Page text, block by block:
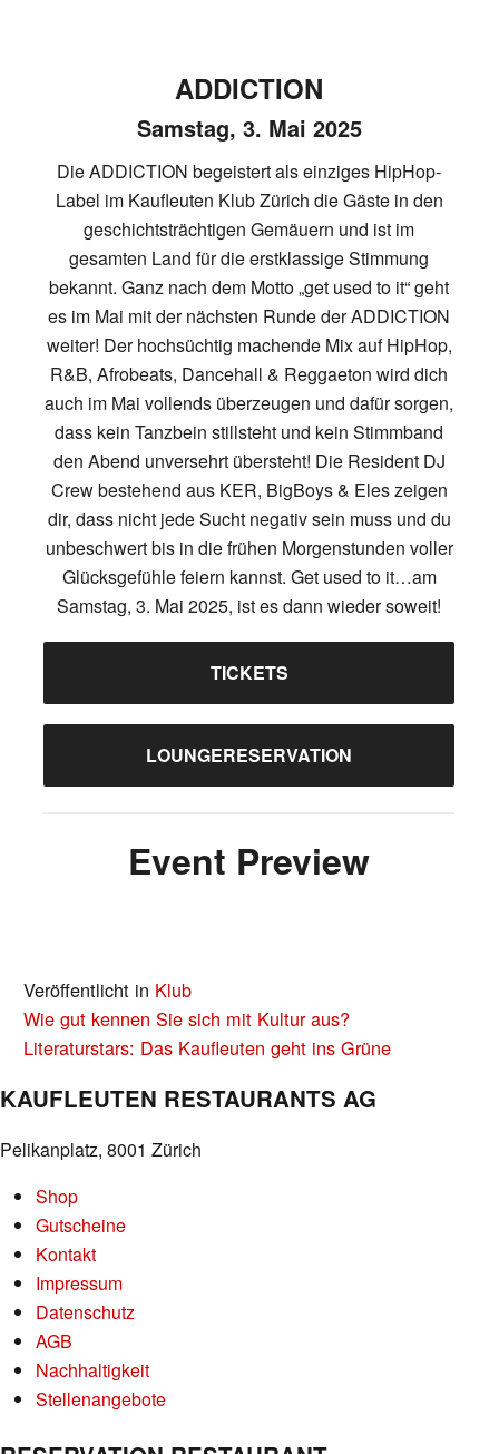
ADDICTION
Samstag, 3. Mai 2025
Die ADDICTION begeistert als einziges HipHop-
Label im Kaufleuten Klub Zürich die Gäste in den
geschichtsträchtigen Gemäuern und ist im
gesamten Land für die erstklassige Stimmung
bekannt. Ganz nach dem Motto „get used to it“ geht
es im Mai mit der nächsten Runde der ADDICTION
weiter! Der hochsüchtig machende Mix auf HipHop,
R&B, Afrobeats, Dancehall & Reggaeton wird dich
auch im Mai vollends überzeugen und dafür sorgen,
dass kein Tanzbein stillsteht und kein Stimmband
den Abend unversehrt übersteht! Die Resident DJ
Crew bestehend aus KER, BigBoys & Eles zeigen
dir, dass nicht jede Sucht negativ sein muss und du
unbeschwert bis in die frühen Morgenstunden voller
Glücksgefühle feiern kannst. Get used to it…am
Samstag, 3. Mai 2025, ist es dann wieder soweit!
TICKETS
LOUNGERESERVATION
Event Preview
Veröffentlicht in Klub
BEITRAGS-
NAVIGATION
Wie gut kennen Sie sich mit Kultur aus?
Literaturstars: Das Kaufleuten geht ins Grüne
KAUFLEUTEN RESTAURANTS AG
Pelikanplatz, 8001 Zürich
Shop
Gutscheine
Kontakt
Impressum
Datenschutz
AGB
Nachhaltigkeit
Stellenangebote